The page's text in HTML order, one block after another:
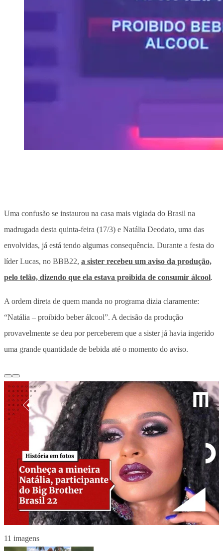
Uma confusão se instaurou na casa mais vigiada do Brasil na
madrugada desta quinta-feira (17/3) e Natália Deodato, uma das
envolvidas, já está tendo algumas consequência. Durante a festa do
líder Lucas, no BBB22, a sister recebeu um aviso da produção,
pelo telão, dizendo que ela estava proibida de consumir álcool.
A ordem direta de quem manda no programa dizia claramente:
“Natália – proibido beber álcool”. A decisão da produção
provavelmente se deu por perceberem que a sister já havia ingerido
uma grande quantidade de bebida até o momento do aviso.
11 imagens